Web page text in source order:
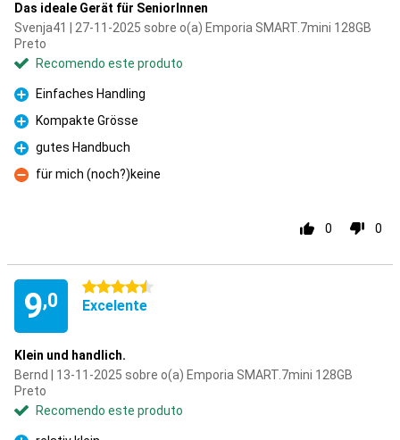
Das ideale Gerät für SeniorInnen
Svenja41 | 27-11-2025 sobre o(a) Emporia SMART.7mini 128GB
Preto
Recomendo este produto
Prós
Einfaches Handling
Prós
Kompakte Grösse
Prós
gutes Handbuch
Contras
für mich (noch?)keine
0 0
9,0
4.5 estrelas
Excelente
Klein und handlich.
Bernd | 13-11-2025 sobre o(a) Emporia SMART.7mini 128GB
Preto
Recomendo este produto